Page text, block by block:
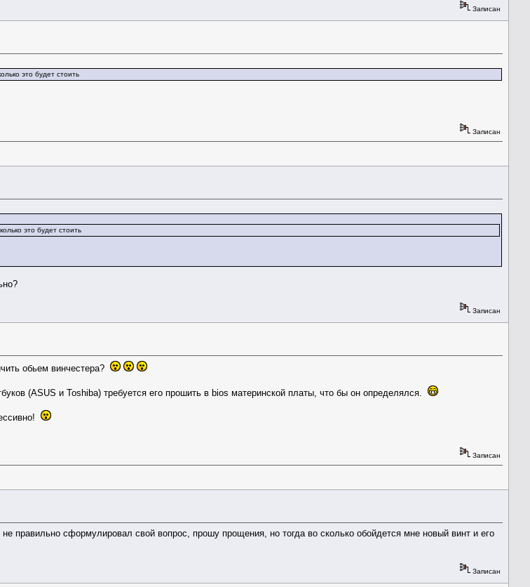
Записан
это будет стоить
Записан
это будет стоить
Записан
обьем винчестера?
(ASUS и Toshiba) требуется его прошить в bios материнской платы, что бы он определялся.
Записан
правильно сформулировал свой вопрос, прошу прощения, но тогда во сколько обойдется мне новый винт и его
Записан